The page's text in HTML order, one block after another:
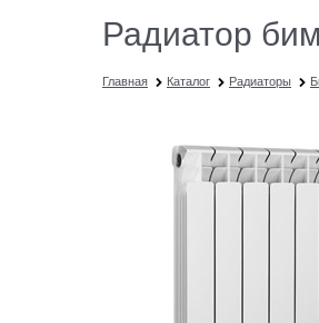
Радиатор
Главная Каталог Радиаторы